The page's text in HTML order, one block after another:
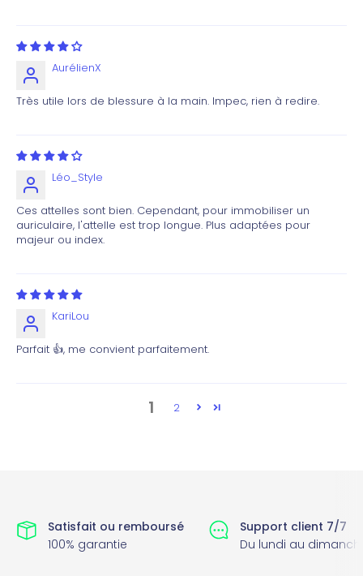
AurélienX
Très utile lors de blessure à la main. Impec, rien à redire.
Léo_Style
Ces attelles sont bien. Cependant, pour immobiliser un
auriculaire, l'attelle est trop longue. Plus adaptées pour
majeur ou index.
KariLou
Parfait 👍, me convient parfaitement.
1 2
Satisfait ou remboursé
100% garantie
Support client 7/7
Du lundi au